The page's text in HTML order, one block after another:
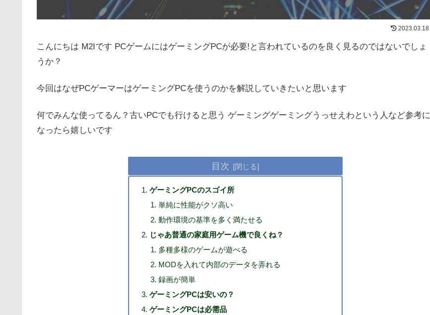
2023.03.18
こんにちは M2Iです PCゲームにはゲーミングPCが必要!と言われているのを良く見るのではないでしょ
うか？
今回はなぜPCゲーマーはゲーミングPCを使うのかを解説していきたいと思います
何でみんな使ってるん？古いPCでも行けると思う ゲーミングゲーミングうっせえわという人など参考に
なったら嬉しいです
目次
ゲーミングPCのスゴイ所
単純に性能がクソ高い
動作環境の基準を多く満たせる
じゃあ普通の家庭用ゲーム機で良くね？
多種多様のゲームが遊べる
MODを入れて内部のデータを弄れる
録画が簡単
ゲーミングPCは安いの？
ゲーミングPCは必需品